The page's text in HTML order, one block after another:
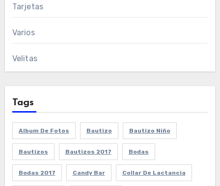
Tarjetas
Varios
Velitas
Tags
Album De Fotos Bautizo Bautizo Niño
Bautizos Bautizos 2017 Bodas
Bodas 2017 Candy Bar Collar De Lactancia